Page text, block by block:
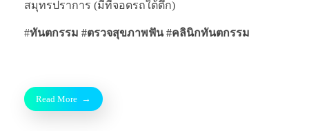
สมุทรปราการ (มีที่จอดรถใต้ตึก)
#ทันตกรรม #ตรวจสุขภาพฟัน #คลินิกทันตกรรม
Read More